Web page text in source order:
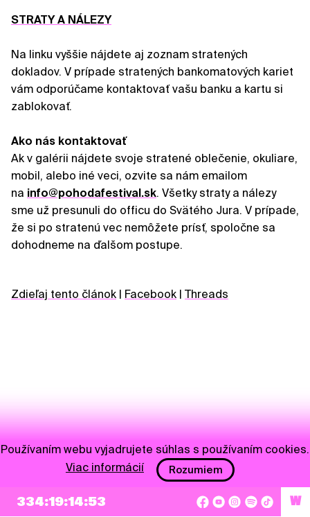
STRATY A NÁLEZY
Na linku vyššie nájdete aj zoznam stratených
dokladov. V prípade stratených bankomatových kariet
vám odporúčame kontaktovať vašu banku a kartu si
zablokovať.
Ako nás kontaktovať
Ak v galérii nájdete svoje stratené oblečenie, okuliare,
mobil, alebo iné veci, ozvite sa nám emailom
na info@pohodafestival.sk. Všetky straty a nálezy
sme už presunuli do officu do Svätého Jura. V prípade,
že si po stratenú vec nemôžete prísť, spoločne sa
dohodneme na ďalšom postupe.
Zdieľaj tento článok Facebook Threads
NEWSLETTER
334:19:14:53 W
Používaním webu vyjadrujete súhlas s používaním cookies.
Viac informácií
Rozumiem